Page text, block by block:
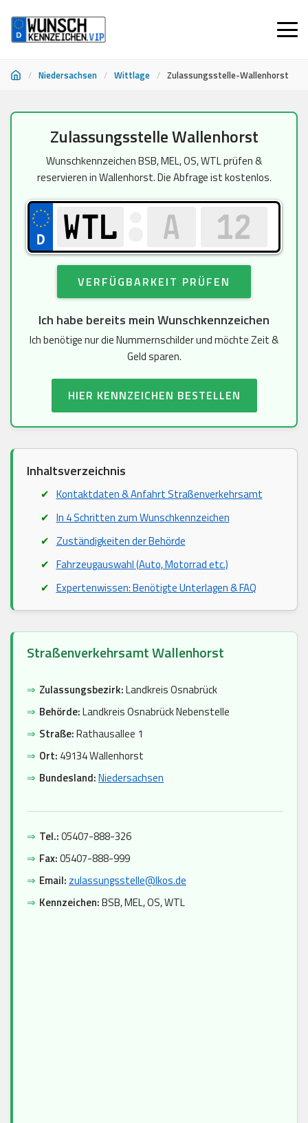
/ Niedersachsen / Wittlage / Zulassungsstelle-Wallenhorst
springen
Zulassungsstelle Wallenhorst
Wunschkennzeichen BSB, MEL, OS, WTL prüfen &
reservieren in Wallenhorst. Die Abfrage ist kostenlos.
VERFÜGBARKEIT PRÜFEN
Ich habe bereits mein Wunschkennzeichen
Ich benötige nur die Nummernschilder und möchte Zeit &
Geld sparen.
HIER KENNZEICHEN BESTELLEN
Inhaltsverzeichnis
Kontaktdaten & Anfahrt Straßenverkehrsamt
In 4 Schritten zum Wunschkennzeichen
Zuständigkeiten der Behörde
Fahrzeugauswahl (Auto, Motorrad etc.)
Expertenwissen: Benötigte Unterlagen & FAQ
Straßenverkehrsamt Wallenhorst
⇒ Zulassungsbezirk:Landkreis Osnabrück
⇒ Behörde:Landkreis Osnabrück Nebenstelle
⇒ Straße:Rathausallee 1
⇒ Ort: 49134 Wallenhorst
⇒ Bundesland:Niedersachsen
⇒ Tel.:05407-888-326
⇒ Fax:05407-888-999
⇒ Email: zulassungsstelle@lkos.de
⇒ Kennzeichen:BSB, MEL, OS, WTL